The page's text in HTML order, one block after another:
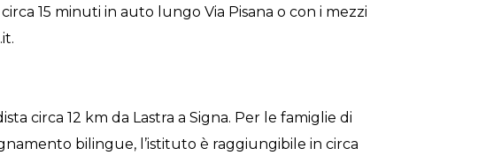
15 minuti in auto lungo Via Pisana o con i mezzi
circa 12 km da Lastra a Signa. Per le famiglie di
bilingue, l’istituto è raggiungibile in circa